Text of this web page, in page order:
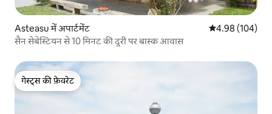
Asteasu में अपार्टमेंट औसत रेटिंग 5 में से
4.98 (104)
सैन सेबेस्टियन से 10 मिनट की दूरी पर बास्क आवास
गेस्ट्स की फ़ेवरेट
गेस्ट्स की फ़ेवरेट